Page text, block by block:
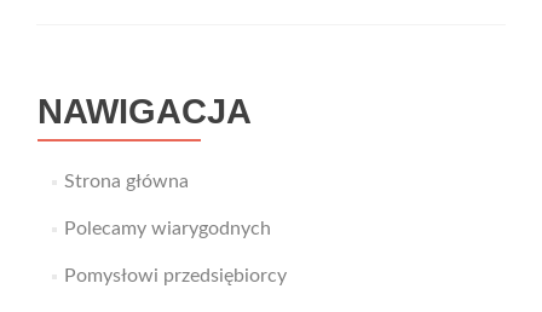
NAWIGACJA
Strona główna
Polecamy wiarygodnych
Pomysłowi przedsiębiorcy